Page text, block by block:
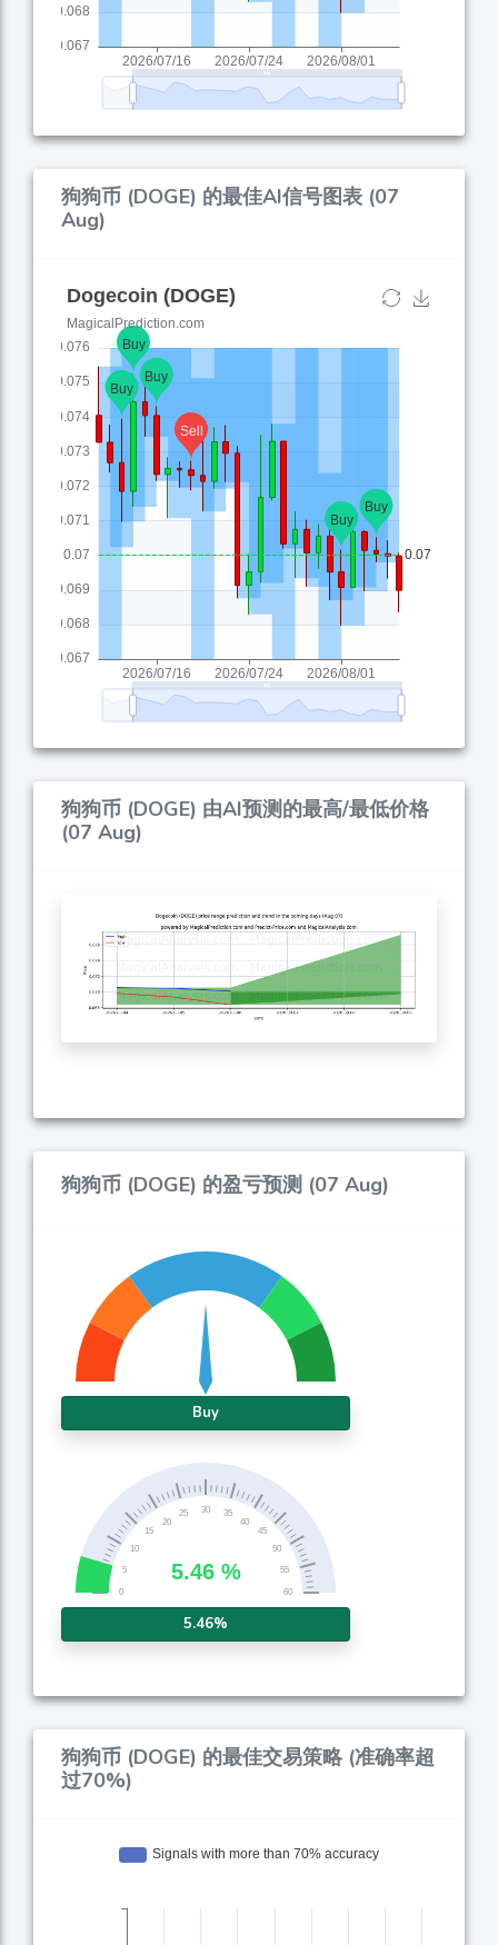
狗狗币 (DOGE) 的最佳AI信号图表 (07
Aug)
狗狗币 (DOGE) 由AI预测的最高/最低价格
(07 Aug)
狗狗币 (DOGE) 的盈亏预测 (07 Aug)
Buy
5.46%
狗狗币 (DOGE) 的最佳交易策略 (准确率超
过70%)